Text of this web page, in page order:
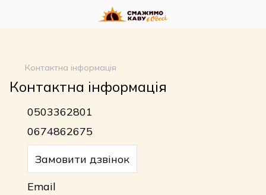
verification=n_oqqzEuRZVD6qDx7SNQHsLwvI3fyvGpp6NDxkCDdVU
Контактна інформація
Контактна інформація
0503362801
0674862675
Замовити дзвінок
Email